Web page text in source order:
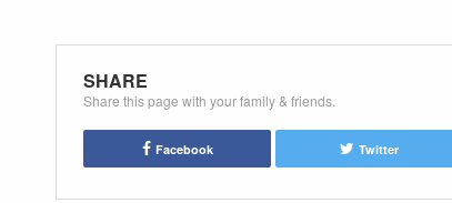
SHARE
Share this page with your family & friends.
Facebook Twitter